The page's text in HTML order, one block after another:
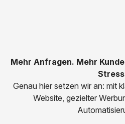
Mehr Anfragen. Mehr
Genau hier setzen wir an: mit
Website, gezielter